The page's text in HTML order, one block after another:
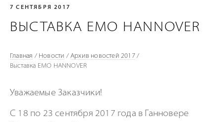
7 СЕНТЯБРЯ 2017
ВЫСТАВКА EMO HANNOVER
Главная / Новости /Архив новостей 2017/
Выставка EMO HANNOVER
Уважаемые Заказчики!
С 18 по 23 сентября 2017 года в Ганновере